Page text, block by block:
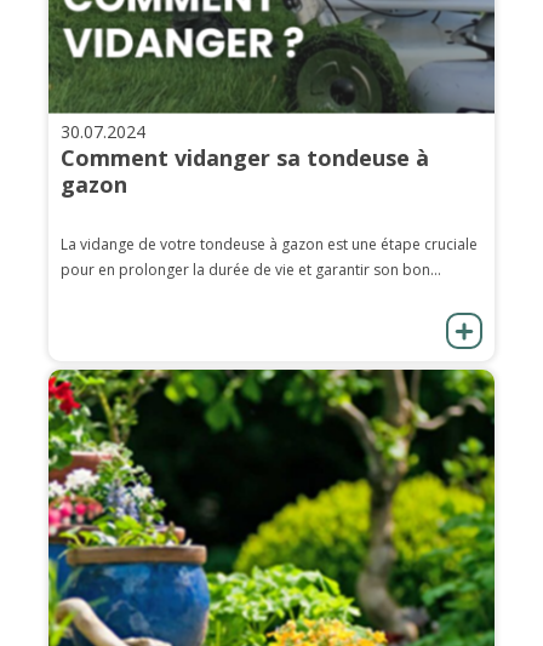
30.07.2024
Comment vidanger sa tondeuse à
gazon
La vidange de votre tondeuse à gazon est une étape cruciale
pour en prolonger la durée de vie et garantir son bon...